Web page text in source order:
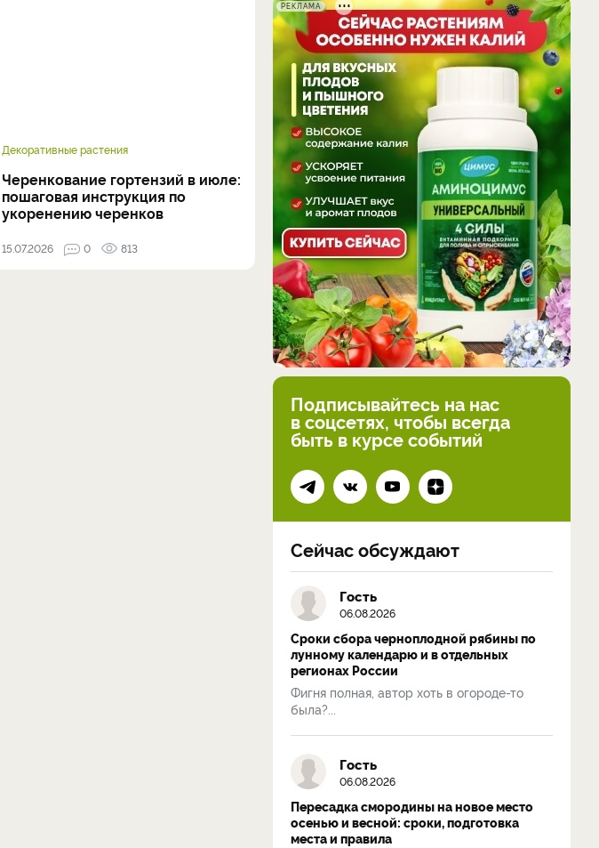
Декоративные растения
Черенкование гортензий в июле:
пошаговая инструкция по
укоренению черенков
15.07.2026 0 813
РЕКЛАМА
Подписывайтесь на нас
в соцсетях, чтобы всегда
быть в курсе событий
Сейчас обсуждают
Гость
06.08.2026
Сроки сбора черноплодной рябины по
лунному календарю и в отдельных
регионах России
Фигня полная, автор хоть в огороде-то
была?...
Гость
06.08.2026
Пересадка смородины на новое место
осенью и весной: сроки, подготовка
места и правила